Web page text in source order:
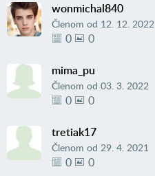
wonmichal840
Členom od 12. 12. 2022
0 0
mima_pu
Členom od 03. 3. 2022
0 0
tretiak17
Členom od 29. 4. 2021
0 0